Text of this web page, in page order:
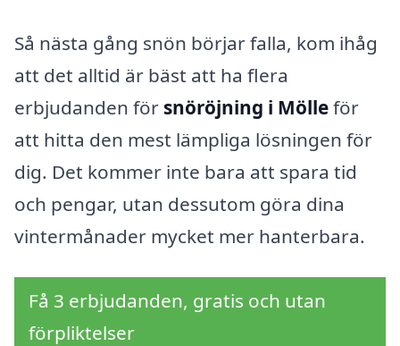
Så nästa gång snön börjar falla, kom ihåg
att det alltid är bäst att ha flera
erbjudanden för snöröjning i Mölleför
att hitta den mest lämpliga lösningen för
dig. Det kommer inte bara att spara tid
och pengar, utan dessutom göra dina
vintermånader mycket mer hanterbara.
Få 3 erbjudanden, gratis och utan
förpliktelser